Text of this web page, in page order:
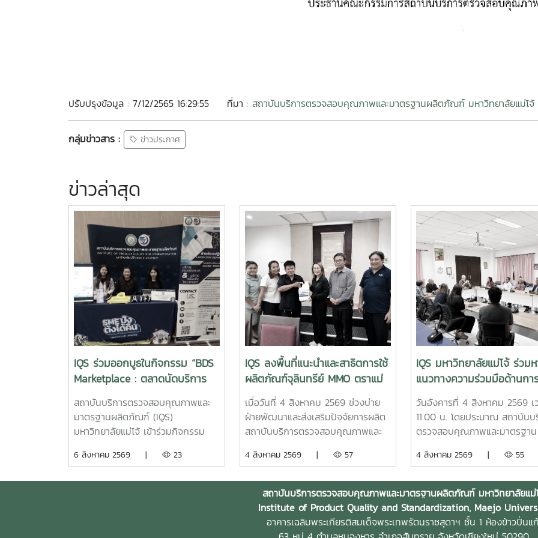
ปรับปรุงข้อมูล : 7/12/2565 16:29:55 ที่มา : สถาบันบริการตรวจสอบคุณภาพและมาตรฐานผลิตภัณฑ์ มหาวิทยาลัยแม่โจ้
กลุ่มข่าวสาร : ข่าวประกาศ
ข่าวล่าสุด
IQS ร่วมออกบูธในกิจกรรม “BDS
Marketplace : ตลาดนัดบริการ
ทางธุรกิจเพื่อ SME” จังหวัด
เชียงใหม่
สถาบันบริการตรวจสอบคุณภาพและ
มาตรฐานผลิตภัณฑ์ (IQS)
มหาวิทยาลัยแม่โจ้ เข้าร่วมกิจกรรม
ทางธุรกิจเพื่อ SME” ซึ่งจัดโดย
6 สิงหาคม 2569 | 23
IQS ลงพื้นที่แนะนำและสาธิตการใช้
ผลิตภัณฑ์จุลินทรีย์ MMO ตราแม่
โจ้ กรีน ส่งเสริมการจัดการสิ่ง
แวดล้อมสำหรับธุรกิจโรงแรม
เมื่อวันที่ 4 สิงหาคม 2569 ช่วงบ่าย
ฝ่ายพัฒนาและส่งเสริมปัจจัยการผลิต
สถาบันบริการตรวจสอบคุณภาพและ
ลงพื้นที่ ณ โรงแรมแคนทารี ฮิลส์
ประชาสัมพันธ์ แนะนำผลิตภัณฑ์ และ
สาธิตแนวทางการใช้งานผลิตภัณฑ์
จุลินทรีย์ MMO ตราแม่โจ้ กรีน สำหรับ
ประยุกต์ใช้ในการบริหารจัดการสิ่ง
4 สิงหาคม 2569 | 57
IQS มหาวิทยาลัยแม่โจ้ ร่วม
แนวทางความร่วมมือด้านกา
และทดสอบปุ๋ยจากประเทศเ
มุ่งยกระดับนวัตกรรมการเก
ไทย
วันอังคารที่ 4 สิงหาคม 2569 เ
11.00 น. โดยประมาณ สถาบันบ
ตรวจสอบคุณภาพและมาตรฐาน
ร่วมหารือแนวทางการสร้างควา
ปุ๋ยจากประเทศเยอรมนี เพื่อศึก
คุณภาพ ประสิทธิภาพ และความ
สมของผลิตภัณฑ์ภายใต้สภาพแ
และบริบททางการเกษตรของ
4 สิงหาคม 2569 | 55
สถาบันบริการตรวจสอบคุณภาพและมาตรฐานผลิตภัณฑ์ มหาวิทยาลัยแม่
Institute of Product Quality and Standardization, Maejo
อาคารเฉลิมพระเกียรติสมเด็จพระเทพรัตนราชสุดาฯ ชั้น 1 ห้องข้าวปิ่นแ